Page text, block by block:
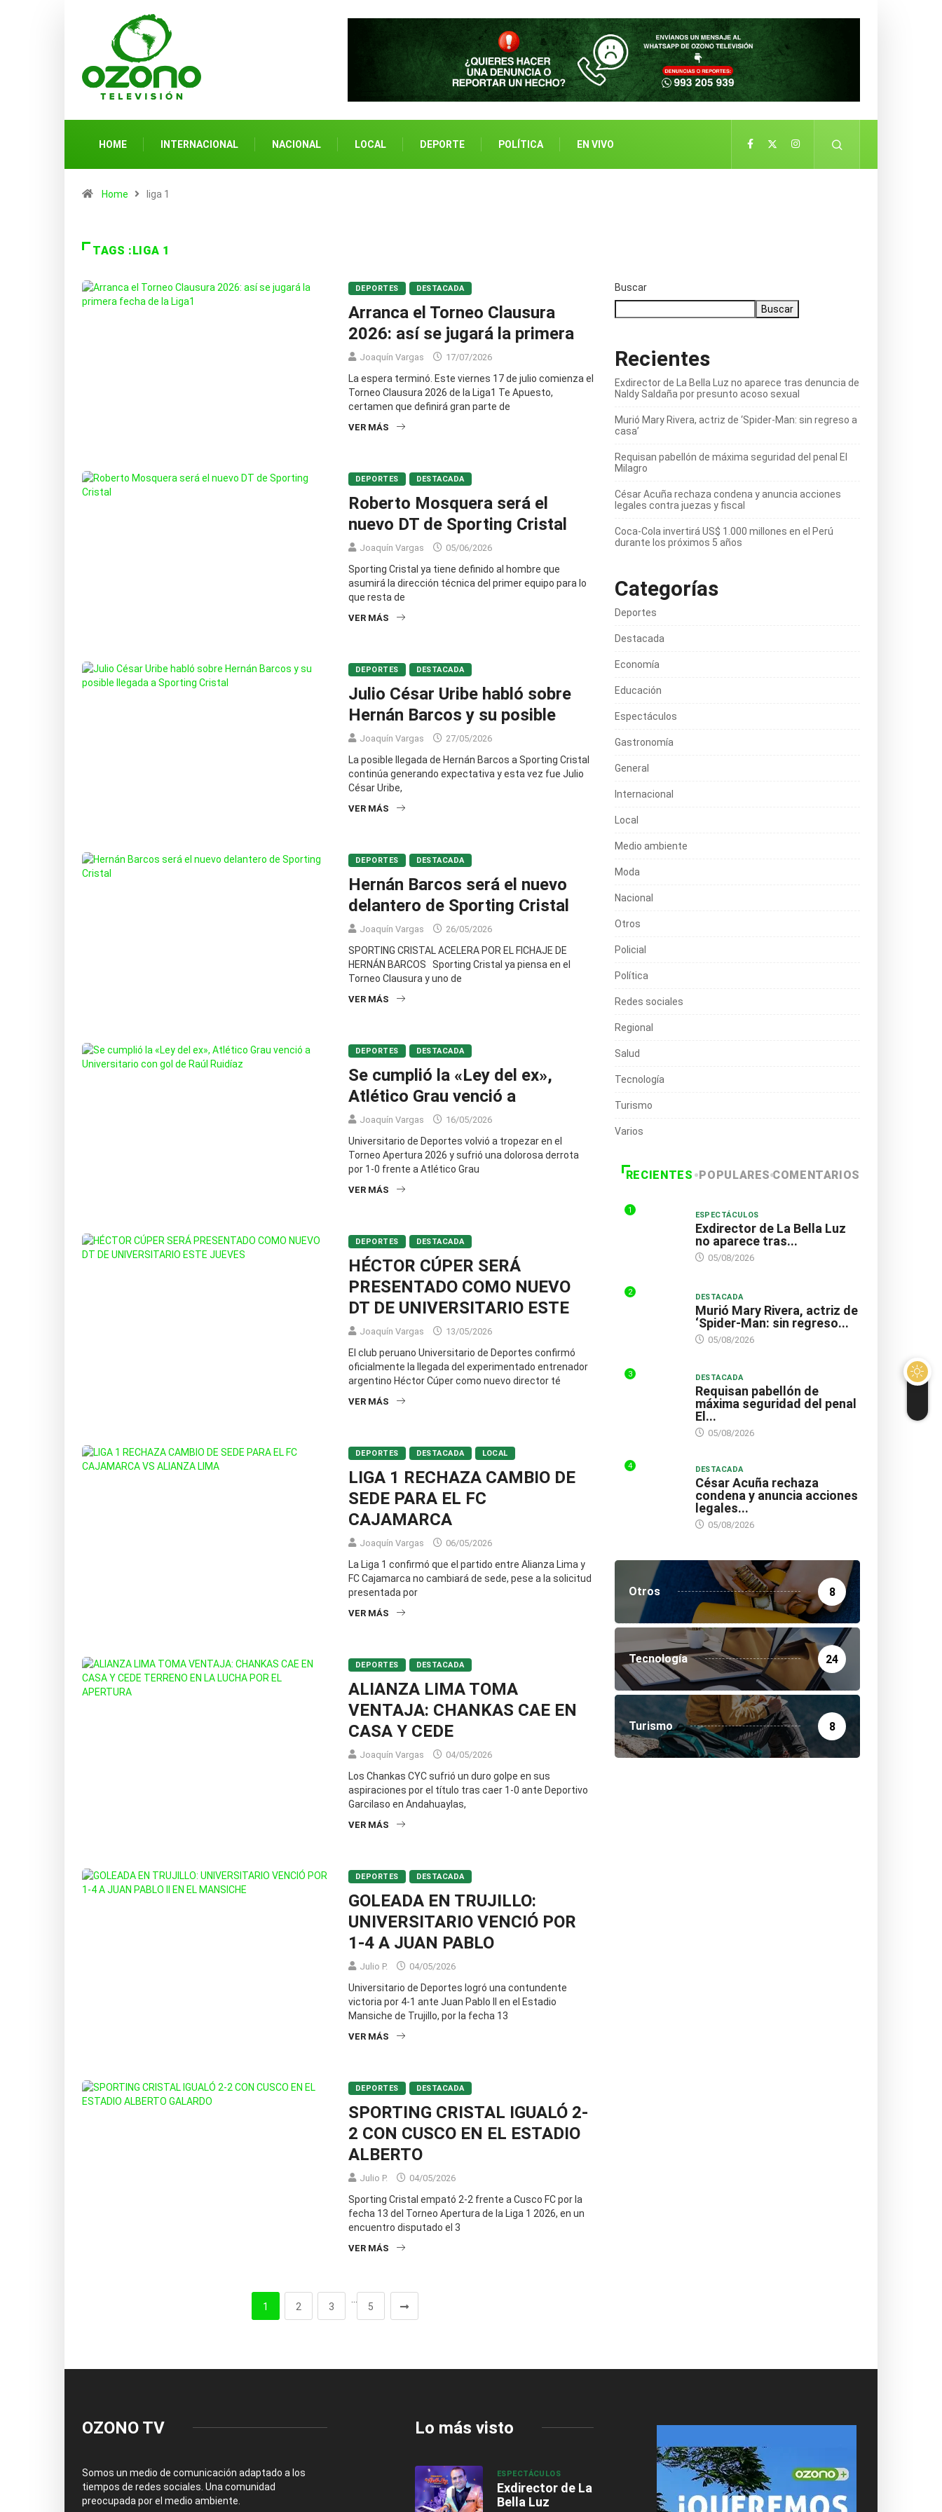
HOME INTERNACIONAL NACIONAL LOCAL DEPORTE POLÍTICA EN VIVO
Home liga 1
TAGS :LIGA 1
DEPORTES DESTACADA
Arranca el Torneo Clausura
2026: así se jugará la primera
Joaquín Vargas 17/07/2026
La espera terminó. Este viernes 17 de julio comienza el
Torneo Clausura 2026 de la Liga1 Te Apuesto,
certamen que definirá gran parte de
VER MÁS
DEPORTES DESTACADA
Roberto Mosquera será el
nuevo DT de Sporting Cristal
Joaquín Vargas 05/06/2026
Sporting Cristal ya tiene definido al hombre que
asumirá la dirección técnica del primer equipo para lo
que resta de
VER MÁS
DEPORTES DESTACADA
Julio César Uribe habló sobre
Hernán Barcos y su posible
Joaquín Vargas 27/05/2026
La posible llegada de Hernán Barcos a Sporting Cristal
continúa generando expectativa y esta vez fue Julio
César Uribe,
VER MÁS
DEPORTES DESTACADA
Hernán Barcos será el nuevo
delantero de Sporting Cristal
Joaquín Vargas 26/05/2026
SPORTING CRISTAL ACELERA POR EL FICHAJE DE
HERNÁN BARCOS Sporting Cristal ya piensa en el
Torneo Clausura y uno de
VER MÁS
DEPORTES DESTACADA
Se cumplió la «Ley del ex»,
Atlético Grau venció a
Joaquín Vargas 16/05/2026
Universitario de Deportes volvió a tropezar en el
Torneo Apertura 2026 y sufrió una dolorosa derrota
por 1-0 frente a Atlético Grau
VER MÁS
DEPORTES DESTACADA
HÉCTOR CÚPER SERÁ
PRESENTADO COMO NUEVO
DT DE UNIVERSITARIO ESTE
Joaquín Vargas 13/05/2026
El club peruano Universitario de Deportes confirmó
oficialmente la llegada del experimentado entrenador
argentino Héctor Cúper como nuevo director té
VER MÁS
DEPORTES DESTACADA LOCAL
LIGA 1 RECHAZA CAMBIO DE
SEDE PARA EL FC
CAJAMARCA
Joaquín Vargas 06/05/2026
La Liga 1 confirmó que el partido entre Alianza Lima y
FC Cajamarca no cambiará de sede, pese a la solicitud
presentada por
VER MÁS
DEPORTES DESTACADA
ALIANZA LIMA TOMA
VENTAJA: CHANKAS CAE EN
CASA Y CEDE
Joaquín Vargas 04/05/2026
Los Chankas CYC sufrió un duro golpe en sus
aspiraciones por el título tras caer 1-0 ante Deportivo
Garcilaso en Andahuaylas,
VER MÁS
DEPORTES DESTACADA
GOLEADA EN TRUJILLO:
UNIVERSITARIO VENCIÓ POR
1-4 A JUAN PABLO
Julio P. 04/05/2026
Universitario de Deportes logró una contundente
victoria por 4-1 ante Juan Pablo II en el Estadio
Mansiche de Trujillo, por la fecha 13
VER MÁS
DEPORTES DESTACADA
SPORTING CRISTAL IGUALÓ 2-
2 CON CUSCO EN EL ESTADIO
ALBERTO
Julio P. 04/05/2026
Sporting Cristal empató 2-2 frente a Cusco FC por la
fecha 13 del Torneo Apertura de la Liga 1 2026, en un
encuentro disputado el 3
VER MÁS
1 2 3 5
Buscar
Buscar
Recientes
Exdirector de La Bella Luz no aparece tras denuncia de
Naldy Saldaña por presunto acoso sexual
Murió Mary Rivera, actriz de ‘Spider-Man: sin regreso a
casa’
Requisan pabellón de máxima seguridad del penal El
Milagro
César Acuña rechaza condena y anuncia acciones
legales contra juezas y fiscal
Coca-Cola invertirá US$ 1.000 millones en el Perú
durante los próximos 5 años
Categorías
Deportes
Destacada
Economía
Educación
Espectáculos
Gastronomía
General
Internacional
Local
Medio ambiente
Moda
Nacional
Otros
Policial
Política
Redes sociales
Regional
Salud
Tecnología
Turismo
Varios
RECIENTES POPULARESCOMENTARIOS
1
ESPECTÁCULOS
Exdirector de La Bella Luz
no aparece tras...
05/08/2026
2
DESTACADA
Murió Mary Rivera, actriz de
‘Spider-Man: sin regreso...
05/08/2026
3 DESTACADA
Requisan pabellón de
máxima seguridad del penal
El...
05/08/2026
4 DESTACADA
César Acuña rechaza
condena y anuncia acciones
legales...
05/08/2026
Otros 8
Tecnología 24
Turismo 8
OZONO TV
Somos un medio de comunicación adaptado a los
tiempos de redes sociales. Una comunidad
preocupada por el medio ambiente.
Lo más visto
ESPECTÁCULOS
Exdirector de La
Bella Luz